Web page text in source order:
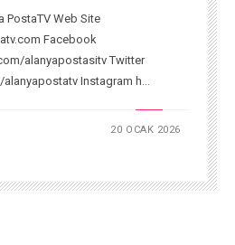
PostaTV Web Site
Facebook
alanyapostasitv Twitter
Instagram h...
20 OCAK 2026